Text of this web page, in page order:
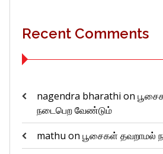
Recent Comments
nagendra bharathi on
நடைபெற வேண்டும்
mathu on பூசைகள் தவறாமல்